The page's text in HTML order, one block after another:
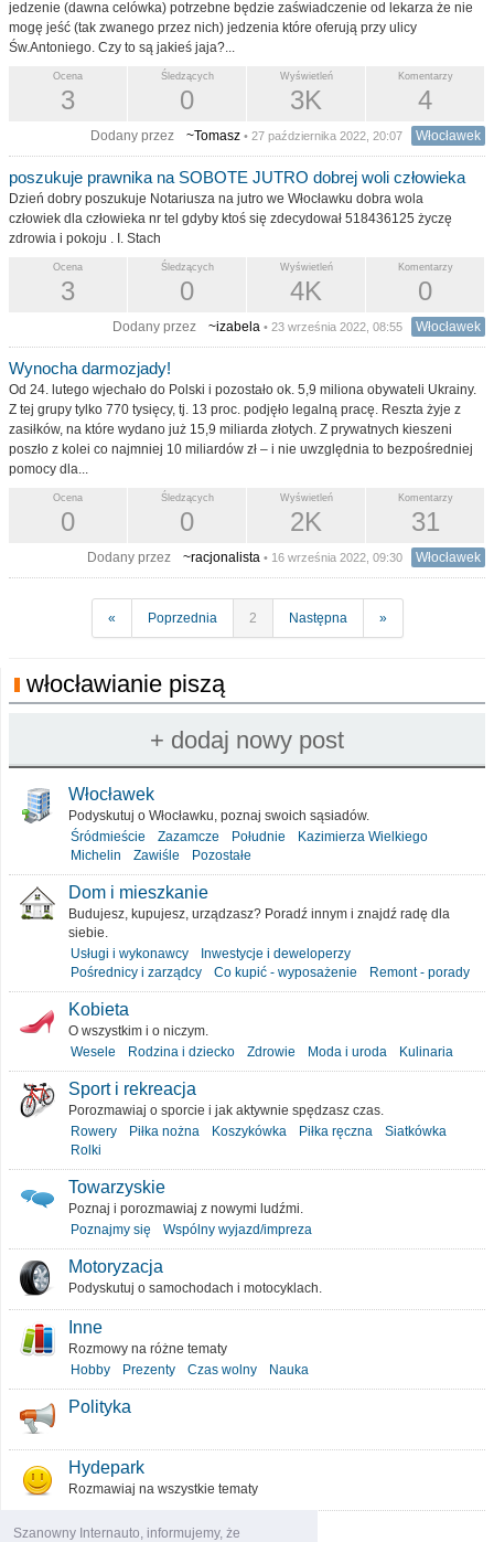
Szanowny Internauto, informujemy, że
jedzenie (dawna celówka) potrzebne będzie zaświadczenie od lekarza że nie
mogę jeść (tak zwanego przez nich) jedzenia które oferują przy ulicy
Św.Antoniego. Czy to są jakieś jaja?...
Komentarzy
4
Wyświetleń
3K
Śledzących
0
Ocena
3
Dodany przez ~Tomasz • 27 października 2022, 20:07 Włocławek
poszukuje prawnika na SOBOTE JUTRO dobrej woli człowieka
Dzień dobry poszukuje Notariusza na jutro we Włocławku dobra wola
człowiek dla człowieka nr tel gdyby ktoś się zdecydował 518436125 życzę
zdrowia i pokoju . I. Stach
Komentarzy
0
Wyświetleń
4K
Śledzących
0
Ocena
3
Dodany przez ~izabela • 23 września 2022, 08:55 Włocławek
Wynocha darmozjady!
Od 24. lutego wjechało do Polski i pozostało ok. 5,9 miliona obywateli Ukrainy.
Z tej grupy tylko 770 tysięcy, tj. 13 proc. podjęło legalną pracę. Reszta żyje z
zasiłków, na które wydano już 15,9 miliarda złotych. Z prywatnych kieszeni
poszło z kolei co najmniej 10 miliardów zł – i nie uwzględnia to bezpośredniej
pomocy dla...
Komentarzy
31
Wyświetleń
2K
Śledzących
0
Ocena
0
Dodany przez ~racjonalista • 16 września 2022, 09:30 Włocławek
« Poprzednia 2 Następna »
włocławianie piszą
Włocławek
Podyskutuj o Włocławku, poznaj swoich sąsiadów.
Śródmieście
Zazamcze Południe
Kazimierza Wielkiego
Michelin
Zawiśle Pozostałe
Dom i mieszkanie
Budujesz, kupujesz, urządzasz? Poradź innym i znajdź radę dla
siebie.
Usługi i wykonawcy
Inwestycje i deweloperzy
Pośrednicy i zarządcy
Co kupić - wyposażenie Remont - porady
Kobieta
O wszystkim i o niczym.
Wesele
Rodzina i dziecko Zdrowie Moda i uroda Kulinaria
Sport i rekreacja
Porozmawiaj o sporcie i jak aktywnie spędzasz czas.
Rowery
Piłka nożna Koszykówka Piłka ręczna
Siatkówka
Rolki
Towarzyskie
Poznaj i porozmawiaj z nowymi ludźmi.
Poznajmy się
Wspólny wyjazd/impreza
Motoryzacja
Podyskutuj o samochodach i motocyklach.
Inne
Rozmowy na różne tematy
Hobby
Prezenty Czas wolny Nauka
Polityka
Hydepark
Rozmawiaj na wszystkie tematy
O portalu